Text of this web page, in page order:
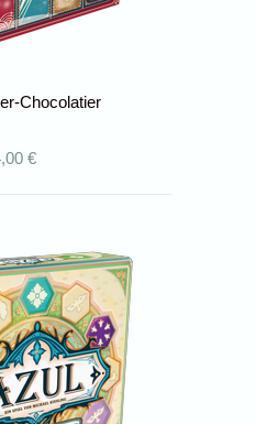
Chocolatier
€